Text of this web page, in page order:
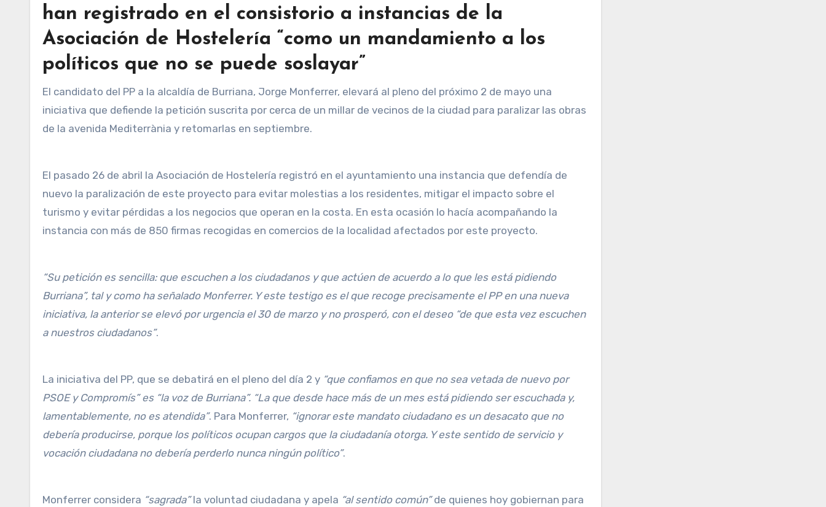
han registrado en el consistorio a instancias de la
Asociación de Hostelería “como un mandamiento a los
políticos que no se puede soslayar”
El candidato del PP a la alcaldía de Burriana, Jorge Monferrer, elevará al pleno del próximo 2 de mayo una
iniciativa que defiende la petición suscrita por cerca de un millar de vecinos de la ciudad para paralizar las obras
de la avenida Mediterrània y retomarlas en septiembre.
El pasado 26 de abril la Asociación de Hostelería registró en el ayuntamiento una instancia que defendía de
nuevo la paralización de este proyecto para evitar molestias a los residentes, mitigar el impacto sobre el
turismo y evitar pérdidas a los negocios que operan en la costa. En esta ocasión lo hacía acompañando la
instancia con más de 850 firmas recogidas en comercios de la localidad afectados por este proyecto.
“Su petición es sencilla: que escuchen a los ciudadanos y que actúen de acuerdo a lo que les está pidiendo
Burriana”, tal y como ha señalado Monferrer. Y este testigo es el que recoge precisamente el PP en una nueva
iniciativa, la anterior se elevó por urgencia el 30 de marzo y no prosperó, con el deseo “de que esta vez escuchen
a nuestros ciudadanos”.
La iniciativa del PP, que se debatirá en el pleno del día 2 y “que confiamos en que no sea vetada de nuevo por
PSOE y Compromís” es “la voz de Burriana”. “La que desde hace más de un mes está pidiendo ser escuchada y,
lamentablemente, no es atendida”. Para Monferrer, “ignorar este mandato ciudadano es un desacato que no
debería producirse, porque los políticos ocupan cargos que la ciudadanía otorga. Y este sentido de servicio y
vocación ciudadana no debería perderlo nunca ningún político”.
Monferrer considera “sagrada”la voluntad ciudadana y apela “al sentido común”de quienes hoy gobiernan para